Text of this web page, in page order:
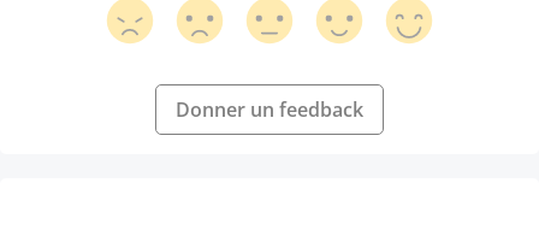
Donner un feedback